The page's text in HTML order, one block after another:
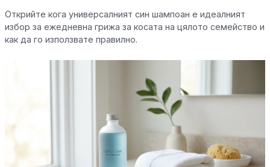
Открийте кога универсалният син шампоан е идеалният
избор за ежедневна грижа за косата на цялото семейство и
как да го използвате правилно.